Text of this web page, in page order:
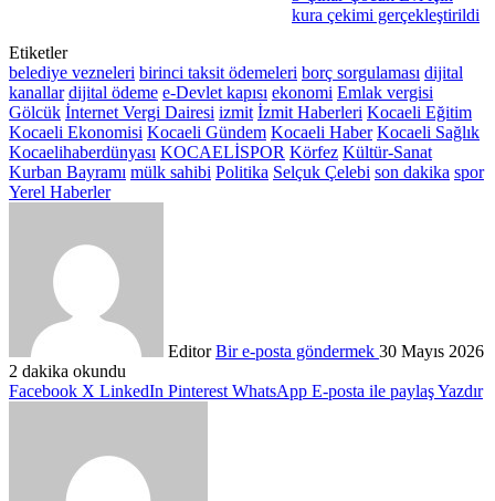
kura çekimi gerçekleştirildi
Etiketler
belediye vezneleri birinci taksit ödemeleri borç sorgulaması dijital
kanallar dijital ödeme e-Devlet kapısı ekonomi Emlak vergisi
Gölcük İnternet Vergi Dairesi izmit İzmit Haberleri Kocaeli Eğitim
Kocaeli Ekonomisi Kocaeli Gündem Kocaeli Haber Kocaeli Sağlık
Kocaelihaberdünyası KOCAELİSPOR Körfez Kültür-Sanat
Kurban Bayramı mülk sahibi Politika Selçuk Çelebi son dakika spor
Yerel Haberler
Editor Bir e-posta göndermek 30 Mayıs 2026
2 dakika okundu
Facebook X LinkedIn Pinterest WhatsApp E-posta ile paylaşYazdır